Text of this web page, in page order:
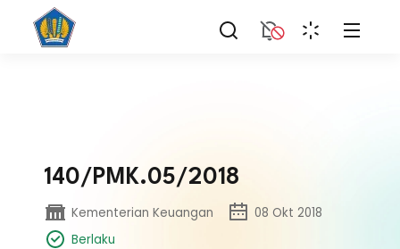
140/PMK.05/2018
Kementerian Keuangan
08 Okt 2018
Berlaku